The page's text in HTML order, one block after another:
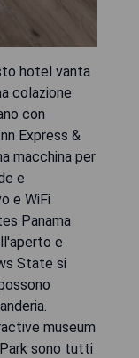
hotel vanta
colazione
con
Express &
macchina per
e
e WiFi
Panama
e
State si
museum
sono tutti